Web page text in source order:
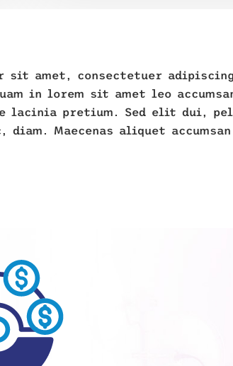
sit amet, consectetuer
in lorem sit amet leo
lacinia pretium. Sed elit dui,
diam. Maecenas aliquet